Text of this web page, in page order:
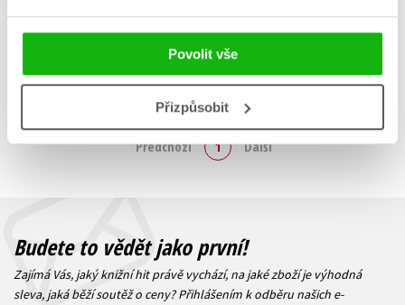
Povolit vše
Přizpůsobit
Do košíku
Zobraz záznamů
Zobrazuji 1 až 1 z celkem 1 záznamů
Předchozí 1 Další
Budete to vědět jako první!
Zajímá Vás, jaký knižní hit právě vychází, na jaké zboží je výhodná
sleva, jaká běží soutěž o ceny? Přihlášením k odběru našich e-